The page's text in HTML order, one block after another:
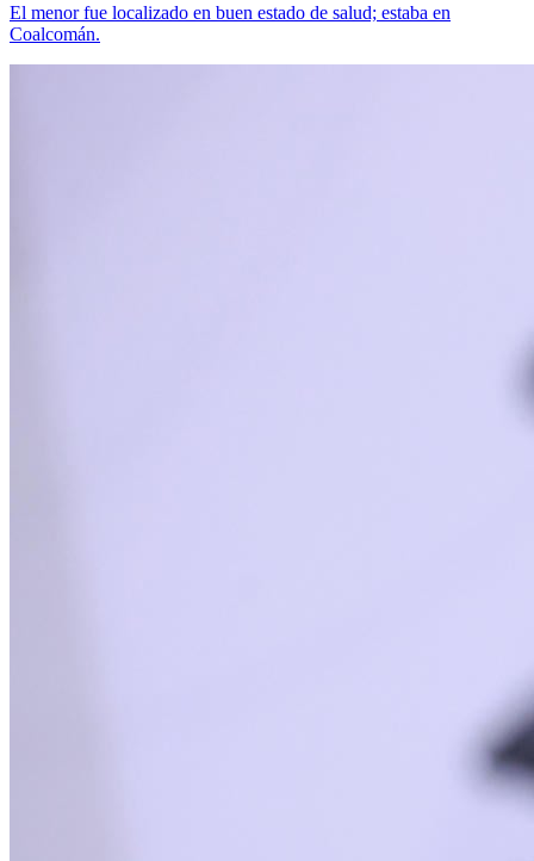
El menor fue localizado en buen estado de salud; estaba en
Coalcomán.